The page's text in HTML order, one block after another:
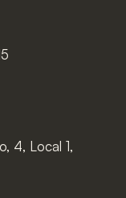
4, Local 1,